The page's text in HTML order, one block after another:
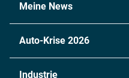
Meine News
Auto-Krise 2026
Industrie